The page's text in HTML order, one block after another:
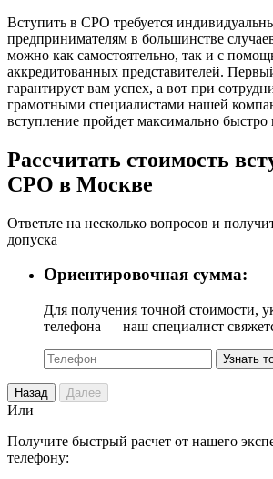
Вступить в СРО требуется
предпринимателям в большинстве
можно как самостоятельно, так и с
аккредитованных представителей.
гарантирует вам успех, а вот при
грамотными специалистами нашей
вступление пройдет максимально быстро
Рассчитать стоимость
СРО в Москве
Ответьте на несколько вопросов и
допуска
Ориентировочная сумма:
Для получения точной стоимости,
телефона — наш специалист
Узнать
Назад Далее
Или
Получите быстрый расчет от нашего
телефону: